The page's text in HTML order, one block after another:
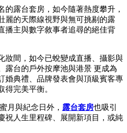
的露台套房，如今隨著熱度攀升，
麗的天際線視野與無可挑剔的露
播主與數字敘事者追尋的絕佳背
妝間，如今已蛻變成直播、攝影與
露台的戶外按摩池與港景 更成為
婚典禮、品牌發表會與頂級賓客專
得完美平衡。
月與紀念日外， 露台套房也吸引
祝人生里程碑、展開新項目，或純